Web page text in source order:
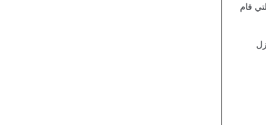
قام